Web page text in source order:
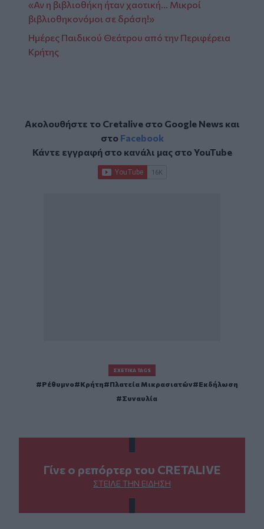
«Αν η βιβλιοθήκη ήταν χαοτική… Μικροί
βιβλιοθηκονόμοι σε δράση!»
Ημέρες Παιδικού Θεάτρου από την Περιφέρεια
Κρήτης
Ακολουθήστε το Cretalive στο Google Newsκαι
στο Facebook
Κάντε εγγραφή στο κανάλι μας στοYouTube
ΣΧΕΤΙΚΆ TAGS
Ρέθυμνο Κρήτη Πλατεία Μικρασιατών
Εκδήλωση
Συναυλία
Γίνε ο ρεπόρτερ του CRETALIVE
ΣΤΕΊΛΕ ΤΗΝ ΕΊΔΗΣΗ